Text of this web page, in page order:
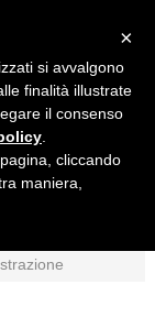
×
si avvalgono
finalità illustrate
il consenso
cliccando
maniera,